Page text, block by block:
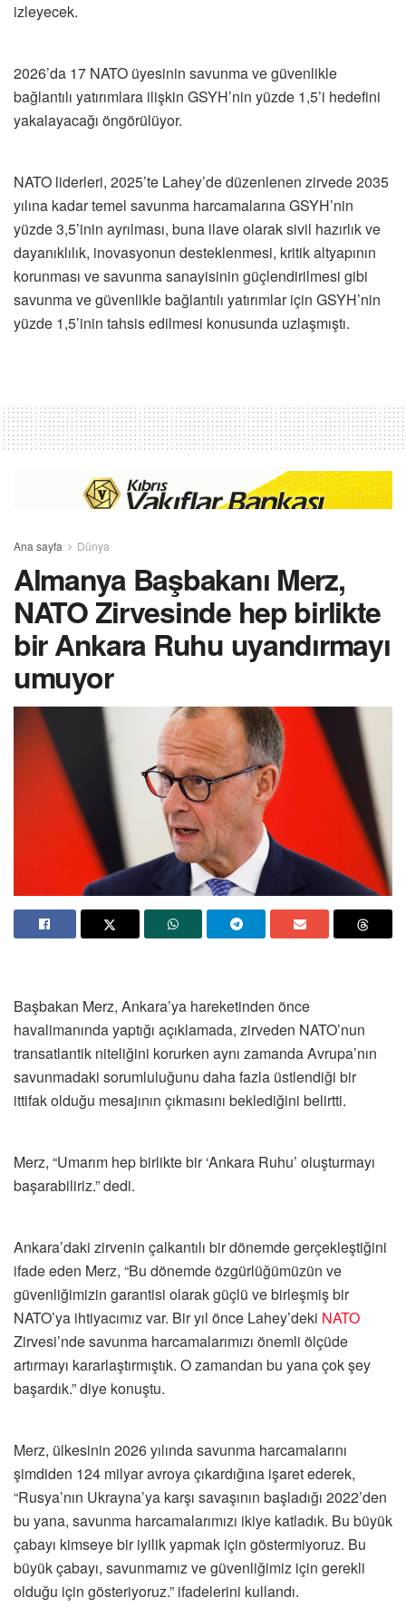
izleyecek.
2026’da 17 NATO üyesinin savunma ve güvenlikle
bağlantılı yatırımlara ilişkin GSYH’nin yüzde 1,5’i hedefini
yakalayacağı öngörülüyor.
NATO liderleri, 2025’te Lahey’de düzenlenen zirvede 2035
yılına kadar temel savunma harcamalarına GSYH’nin
yüzde 3,5’inin ayrılması, buna ilave olarak sivil hazırlık ve
dayanıklılık, inovasyonun desteklenmesi, kritik altyapının
korunması ve savunma sanayisinin güçlendirilmesi gibi
savunma ve güvenlikle bağlantılı yatırımlar için GSYH’nin
yüzde 1,5’inin tahsis edilmesi konusunda uzlaşmıştı.
Ana sayfa Dünya
Almanya Başbakanı Merz,
NATO Zirvesinde hep birlikte
bir Ankara Ruhu uyandırmayı
umuyor
Başbakan Merz, Ankara’ya hareketinden önce
havalimanında yaptığı açıklamada, zirveden NATO’nun
transatlantik niteliğini korurken aynı zamanda Avrupa’nın
savunmadaki sorumluluğunu daha fazla üstlendiği bir
ittifak olduğu mesajının çıkmasını beklediğini belirtti.
Merz, “Umarım hep birlikte bir ‘Ankara Ruhu’ oluşturmayı
başarabiliriz.” dedi.
Ankara’daki zirvenin çalkantılı bir dönemde gerçekleştiğini
ifade eden Merz, “Bu dönemde özgürlüğümüzün ve
güvenliğimizin garantisi olarak güçlü ve birleşmiş bir
NATO’ya ihtiyacımız var. Bir yıl önce Lahey’deki NATO
Zirvesi’nde savunma harcamalarımızı önemli ölçüde
artırmayı kararlaştırmıştık. O zamandan bu yana çok şey
başardık.” diye konuştu.
Merz, ülkesinin 2026 yılında savunma harcamalarını
şimdiden 124 milyar avroya çıkardığına işaret ederek,
“Rusya’nın Ukrayna’ya karşı savaşının başladığı 2022’den
bu yana, savunma harcamalarımızı ikiye katladık. Bu büyük
çabayı kimseye bir iyilik yapmak için göstermiyoruz. Bu
büyük çabayı, savunmamız ve güvenliğimiz için gerekli
olduğu için gösteriyoruz.” ifadelerini kullandı.